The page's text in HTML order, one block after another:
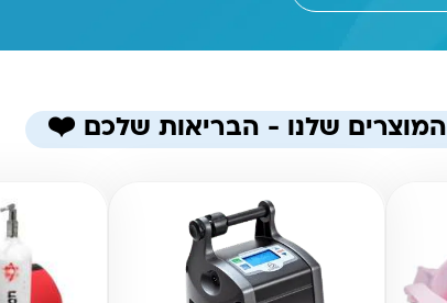
המוצרים שלנו - הבריאות שלכם ❤️